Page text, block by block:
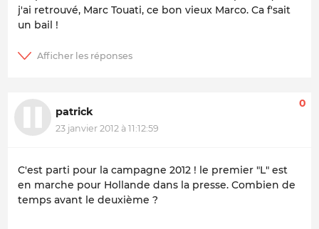
j'ai retrouvé, Marc Touati, ce bon vieux Marco. Ca f'sait
un bail !
patrick
23 janvier 2012 à 11:12:59
0
C'est parti pour la campagne 2012 ! le premier "L" est
en marche pour Hollande dans la presse. Combien de
temps avant le deuxième ?